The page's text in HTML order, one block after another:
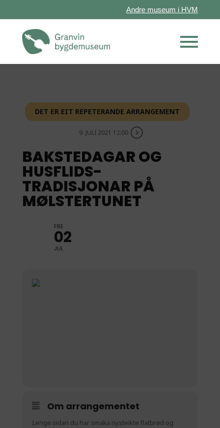
Andre museum i HVM
DET ER EIT REPETERANDE ARRANGEMENT
9. JULI 2021 12:00
BAKSTEDAGAR OG
HUSFLIDS-
TRADISJONAR PÅ
MØLSTERTUNET
FRE
02
JUL
Om arrangementet
Lenge sidan du har smaka nysteikte flatbrød og